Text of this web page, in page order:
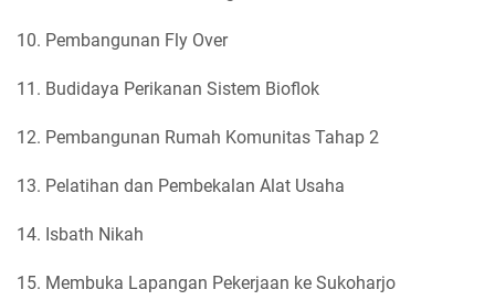
10. Pembangunan Fly Over
11. Budidaya Perikanan Sistem Bioflok
12. Pembangunan Rumah Komunitas Tahap 2
13. Pelatihan dan Pembekalan Alat Usaha
14. Isbath Nikah
15. Membuka Lapangan Pekerjaan ke Sukoharjo